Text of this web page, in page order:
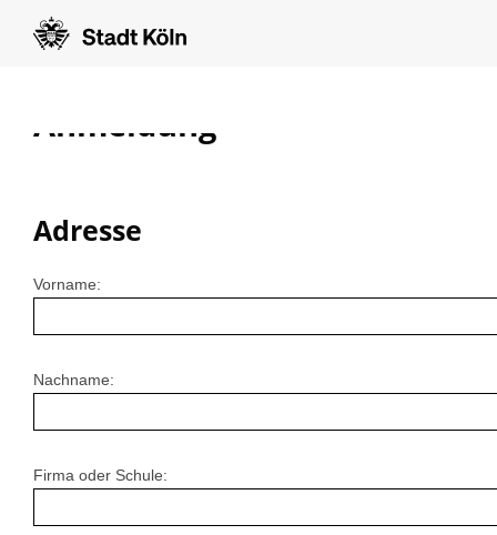
Anmeldung
Adresse
Vorname:
Nachname:
Firma oder Schule: